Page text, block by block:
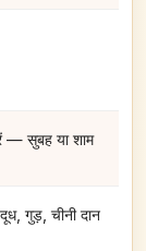
— सुबह या शाम
गुड़, चीनी दान